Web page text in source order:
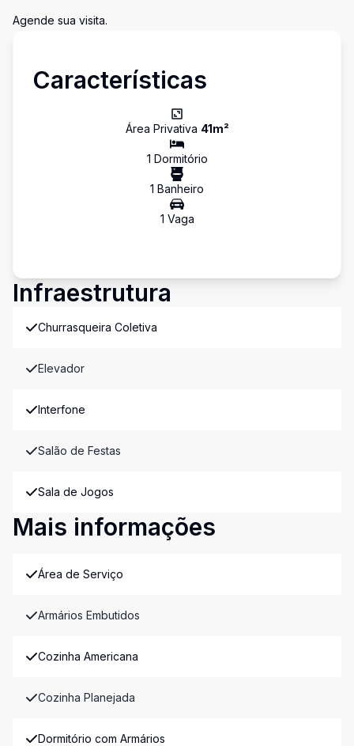
Agende sua visita.
Características
Área Privativa 41m²
1 Dormitório
1 Banheiro
1 Vaga
Infraestrutura
Churrasqueira Coletiva
Elevador
Interfone
Salão de Festas
Sala de Jogos
Mais informações
Área de Serviço
Armários Embutidos
Cozinha Americana
Cozinha Planejada
Dormitório com Armários